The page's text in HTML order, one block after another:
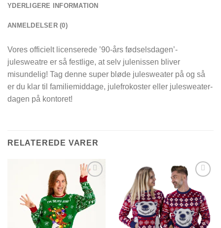
YDERLIGERE INFORMATION
ANMELDELSER (0)
Vores officielt licenserede ’90-års fødselsdagen’-
julesweatre er så festlige, at selv julenissen bliver
misundelig! Tag denne super bløde julesweater på og så
er du klar til familiemiddage, julefrokoster eller julesweater-
dagen på kontoret!
RELATEREDE VARER
Add to
Wishlist
Add to
Wishlist